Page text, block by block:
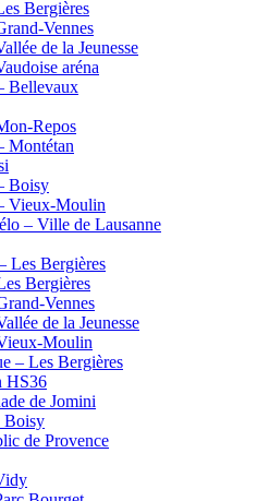
Bergières
Vennes
de la Jeunesse
aréna
Bellevaux
Repos
Montétan
Boisy
Vieux-Moulin
– Ville de Lausanne
Les Bergières
Bergières
Vennes
de la Jeunesse
Moulin
– Les Bergières
HS36
de Jomini
Boisy
de Provence